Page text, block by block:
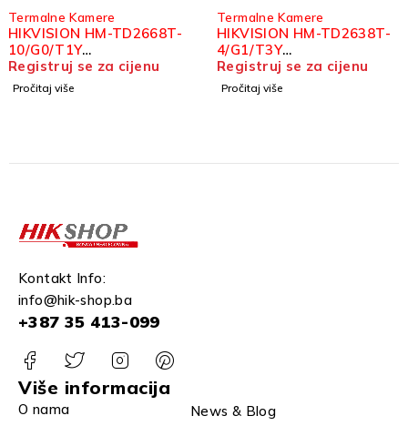
Termalne Kamere
HIKVISION HM-TD2638T-
4/G1/T3Y
TERMOGRAFSKA BI-
SPECTRUM BULLET
KAMERA
Registruj se za cijenu
Pročitaj više
Termalne Kamere
HIKVISION HM-
3/G1/T3A TERMALNA
SPECTRUM IP TURRET
KAMERA
Registruj se za cijenu
Pročitaj više
Kontakt Info:
info@hik-shop.ba
+387 35 413-099
Više informacija
O nama
News & Blog